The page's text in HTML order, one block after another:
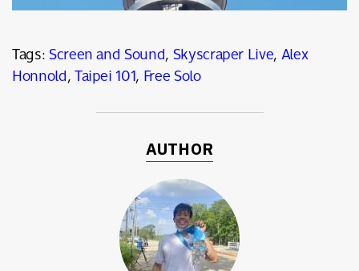
Tags:Screen and Sound,Skyscraper Live,Alex
Honnold,Taipei 101, Free Solo
AUTHOR